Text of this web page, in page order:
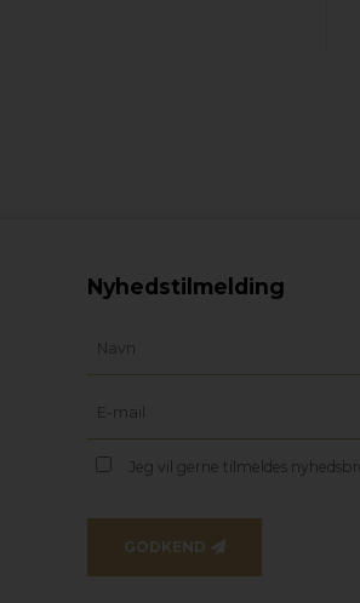
Nyhedstilmelding
Jeg vil gerne tilmeldes
GODKEND